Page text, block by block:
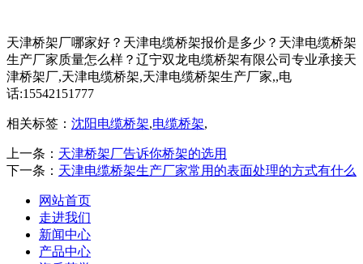
天津桥架厂哪家好？天津电缆桥架报价是多少？天津电缆桥架
生产厂家质量怎么样？辽宁双龙电缆桥架有限公司专业承接天
津桥架厂,天津电缆桥架,天津电缆桥架生产厂家,,电
话:15542151777
相关标签： 沈阳电缆桥架,电缆桥架,
上一条： 天津桥架厂告诉你桥架的选用
下一条： 天津电缆桥架生产厂家常用的表面处理的方式有什么
网站首页
走进我们
新闻中心
产品中心